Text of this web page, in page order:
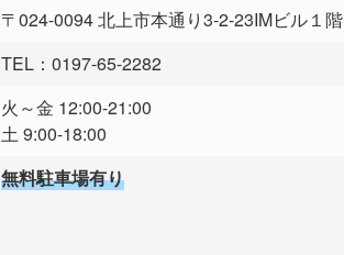
〒024-0094 北上市本通り3-2-23IMビル１階
TEL：0197-65-2282
火～金 12:00-21:00
土 9:00-18:00
無料駐車場有り